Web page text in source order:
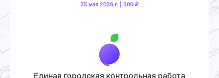
25 мая 2026 г. | 300 ₽
Единая городская контрольная работа